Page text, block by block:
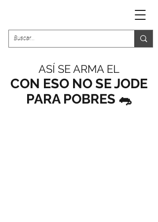
ASÍ SE ARMA EL
CON ESO NO SE JODE
PARA POBRES 🐀